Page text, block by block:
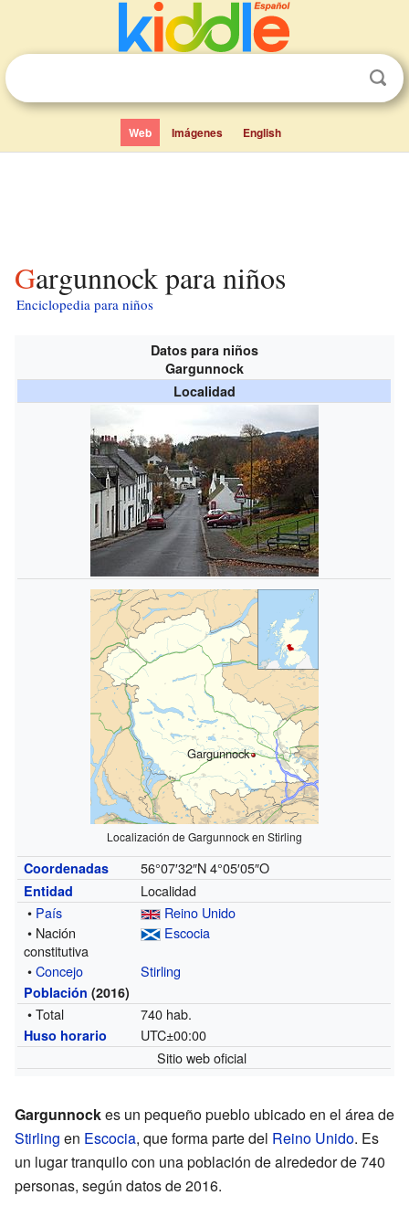
Web Imágenes English
Gargunnock para niños
Enciclopedia para niños
Datos para niños
Gargunnock
Localidad
Gargunnock
Localización de Gargunnock en Stirling
Coordenadas 56°07′32″N 4°05′05″O
Entidad
Localidad
• País
Reino Unido
• Nación
constitutiva
Escocia
•Concejo Stirling
Población (2016)
• Total 740 hab.
Huso horario
UTC±00:00
Sitio web oficial
Gargunnockes un pequeño pueblo ubicado en el área de
Stirling en Escocia, que forma parte del Reino Unido. Es
un lugar tranquilo con una población de alrededor de 740
personas, según datos de 2016.